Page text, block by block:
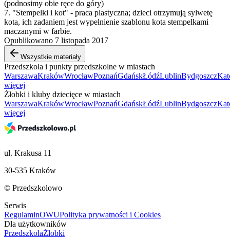
(podnosimy obie ręce do góry)
7. "Stempelki i kot" - praca plastyczna; dzieci otrzymują sylwetę
kota, ich zadaniem jest wypełnienie szablonu kota stempelkami
maczanymi w farbie.
Opublikowano 7 listopada 2017
Wszystkie materiały
Przedszkola i punkty przedszkolne w miastach
WarszawaKrakówWrocławPoznańGdańskŁódźLublinBydgoszcz
więcej
Żłobki i kluby dziecięce w miastach
WarszawaKrakówWrocławPoznańGdańskŁódźLublinBydgoszcz
więcej
ul. Krakusa 11
30-535 Kraków
© Przedszkolowo
Serwis
RegulaminOWUPolityka prywatności i Cookies
Dla użytkowników
PrzedszkolaŻłobki